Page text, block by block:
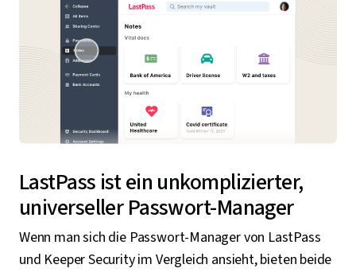
LastPass ist ein unkomplizierter,
universeller Passwort-Manager
Wenn man sich die Passwort-Manager von LastPass
und Keeper Security im Vergleich ansieht, bieten beide